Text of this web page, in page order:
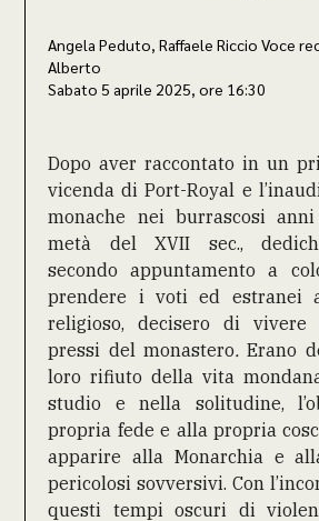
Angela Peduto, Raffaele Riccio Voce
Alberto
Sabato 5 aprile 2025, ore 16:30
Dopo aver raccontato in un
vicenda di Port-Royal e
monache nei burrascosi
metà del XVII sec.,
secondo appuntamento a
prendere i voti ed estranei
religioso, decisero di
pressi del monastero.Erano
loro rifiuto della vita
studio e nella solitudine,
propria fede e alla propria
apparire alla Monarchia e
pericolosi sovversivi. Con
questi tempi oscuri di